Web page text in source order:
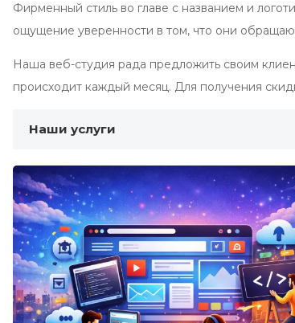
Фирменный стиль во главе с названием и
ощущение уверенности в том, что они
Наша веб-студия рада предложить своим
происходит каждый месяц. Для получения
Наши услуги